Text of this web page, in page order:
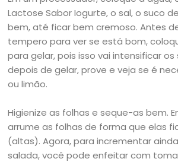
Lactose Sabor Iogurte, o sal, o suco
bem, até ficar bem cremoso. Antes
tempero para ver se está bom,
para gelar, pois isso vai intensificar os
depois de gelar, prove e veja se é
ou limão.
Higienize as folhas e seque-as bem.
arrume as folhas de forma que elas
(altas). Agora, para incrementar
salada, você pode enfeitar com